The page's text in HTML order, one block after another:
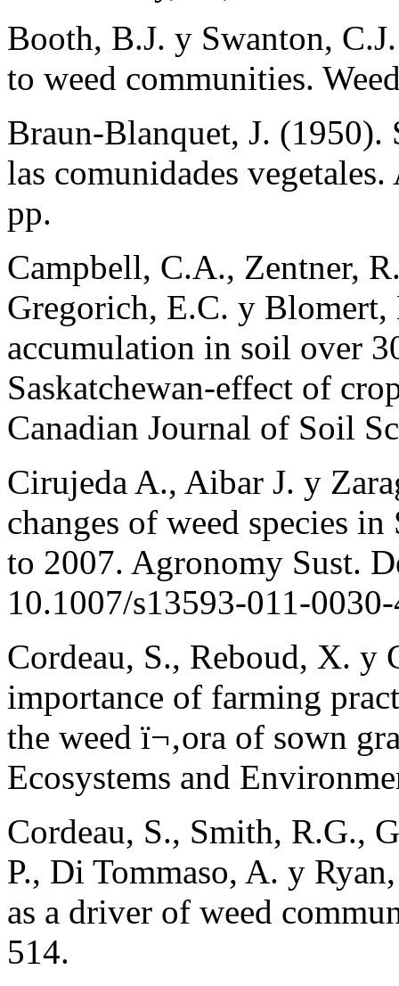
Booth, B.J. y Swanton,
to weed communities.
Braun-Blanquet, J. (1950).
las comunidades
pp.
Campbell, C.A., Zentner,
Gregorich, E.C. y
accumulation in soil over
Saskatchewan-effect of
Canadian Journal of Soil
Cirujeda A., Aibar J. y
changes of weed species
to 2007. Agronomy Sust.
10.1007/s13593-011-
Cordeau, S., Reboud, X. y
importance of farming
the weed ï¬‚ora of sown
Ecosystems and
Cordeau, S., Smith, R.G.,
P., Di Tommaso, A. y
as a driver of weed
514.